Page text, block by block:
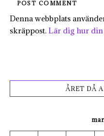
Denna webbplats
skräppost. Lär dig hur din
ÅRET DÅ